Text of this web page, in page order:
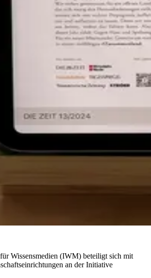
Wissensmedien (IWM) beteiligt sich mit
an der Initiative